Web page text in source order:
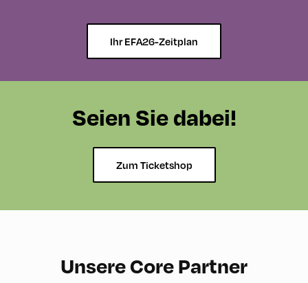
Ihr EFA26-Zeitplan
Seien Sie dabei!
Zum Ticketshop
Unsere Core Partner